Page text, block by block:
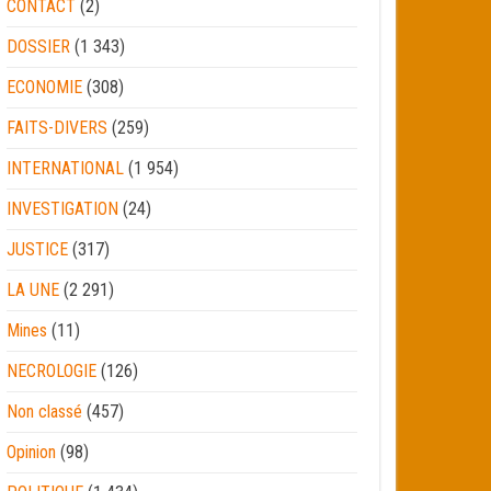
CONTACT (2)
DOSSIER (1 343)
ECONOMIE (308)
FAITS-DIVERS (259)
INTERNATIONAL (1 954)
INVESTIGATION (24)
JUSTICE (317)
LA UNE (2 291)
Mines (11)
NECROLOGIE (126)
Non classé (457)
Opinion (98)